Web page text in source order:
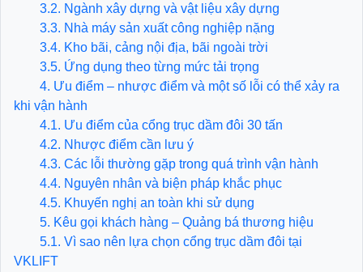
3.2. Ngành xây dựng và vật liệu xây dựng
3.3. Nhà máy sản xuất công nghiệp nặng
3.4. Kho bãi, cảng nội địa, bãi ngoài trời
3.5. Ứng dụng theo từng mức tải trọng
4. Ưu điểm – nhược điểm và một số lỗi có thể xảy ra
khi vận hành
4.1. Ưu điểm của cổng trục dầm đôi 30 tấn
4.2. Nhược điểm cần lưu ý
4.3. Các lỗi thường gặp trong quá trình vận hành
4.4. Nguyên nhân và biện pháp khắc phục
4.5. Khuyến nghị an toàn khi sử dụng
5. Kêu gọi khách hàng – Quảng bá thương hiệu
5.1. Vì sao nên lựa chọn cổng trục dầm đôi tại
VKLIFT